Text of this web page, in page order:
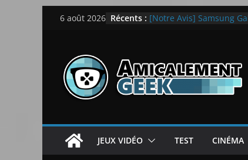
Passer6 août 2026 Récents : [Notre Avis] Samsung
[Notre Avis] Spy x Family:
LEGO dévoile la LEGO
JEUX VIDÉO TEST CINÉMA